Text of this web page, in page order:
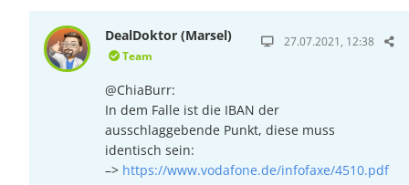
DealDoktor (Marsel)
Team
27.07.2021, 12:38
@ChiaBurr:
In dem Falle ist die IBAN der
ausschlaggebende Punkt, diese muss
identisch sein:
–> https://www.vodafone.de/infofaxe/4510.pdf